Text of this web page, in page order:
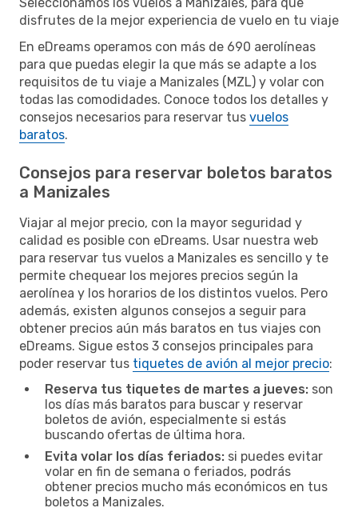
disfrutes de la mejor experiencia de vuelo en tu viaje
En eDreams operamos con más de 690 aerolíneas
para que puedas elegir la que más se adapte a los
requisitos de tu viaje a Manizales (MZL) y volar con
todas las comodidades. Conoce todos los detalles y
consejos necesarios para reservar tus vuelos
baratos.
Consejos para reservar boletos baratos
a Manizales
Viajar al mejor precio, con la mayor seguridad y
calidad es posible con eDreams. Usar nuestra web
para reservar tus vuelos a Manizales es sencillo y te
permite chequear los mejores precios según la
aerolínea y los horarios de los distintos vuelos. Pero
además, existen algunos consejos a seguir para
obtener precios aún más baratos en tus viajes con
eDreams. Sigue estos 3 consejos principales para
poder reservar tus tiquetes de avión al mejor precio:
Reserva tus tiquetes de martes a jueves: son
los días más baratos para buscar y reservar
boletos de avión, especialmente si estás
buscando ofertas de última hora.
Evita volar los días feriados: si puedes evitar
volar en fin de semana o feriados, podrás
obtener precios mucho más económicos en tus
boletos a Manizales.